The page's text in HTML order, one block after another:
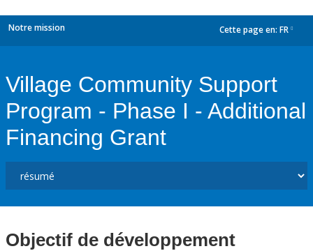
Notre mission Cette page en: FR
Village Community Support
Program - Phase I - Additional
Financing Grant
Objectif de développement